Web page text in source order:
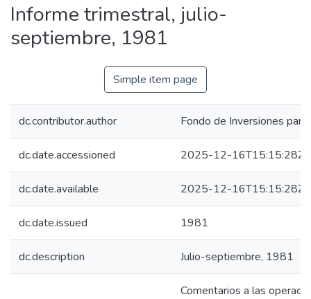
Informe trimestral, julio-
septiembre, 1981
Simple item page
dc.contributor.author Fondo de Inversiones
dc.date.accessioned 2025-12-16T15:15:28Z
dc.date.available 2025-12-16T15:15:28Z
dc.date.issued 1981
dc.description Julio-septiembre, 1981
Comentarios a las